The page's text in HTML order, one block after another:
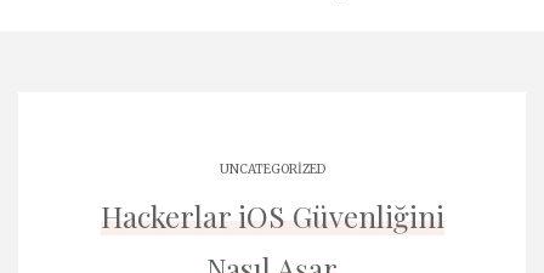
UNCATEGORIZED
Hackerlar iOS Güvenliğini